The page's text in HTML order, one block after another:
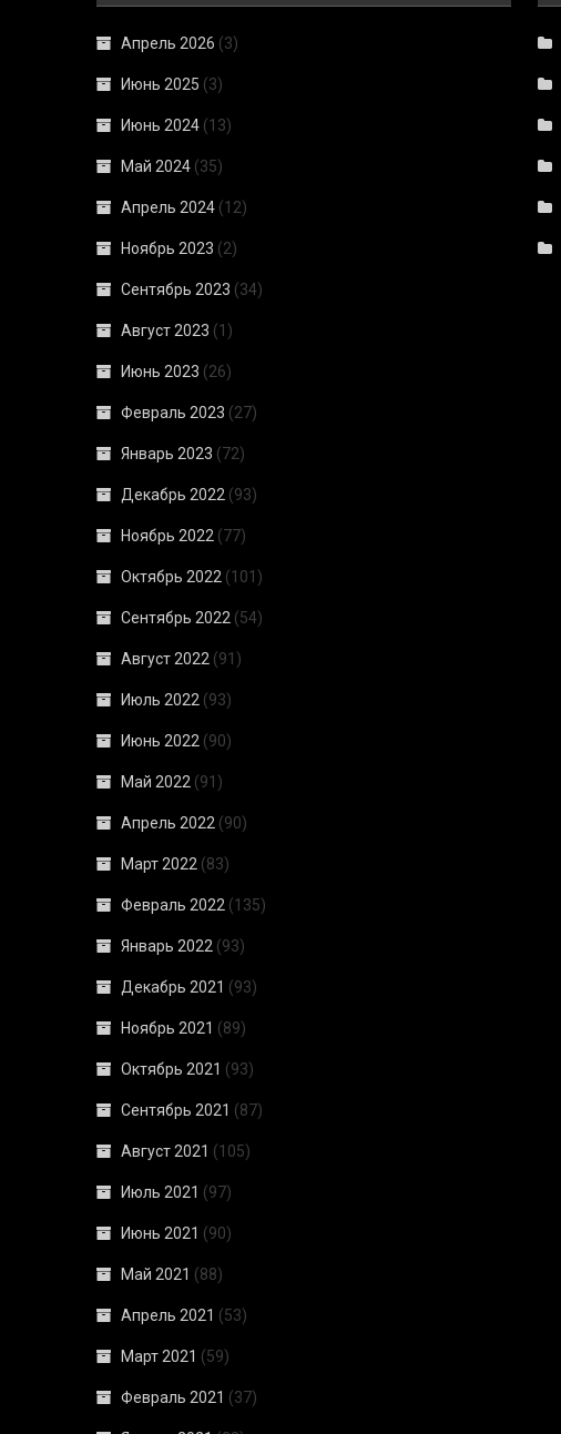
Апрель 2026 (3)
Июнь 2025 (3)
Июнь 2024 (13)
Май 2024 (35)
Апрель 2024 (12)
Ноябрь 2023 (2)
Сентябрь 2023 (34)
Август 2023 (1)
Июнь 2023 (26)
Февраль 2023 (27)
Январь 2023 (72)
Декабрь 2022 (93)
Ноябрь 2022 (77)
Октябрь 2022 (101)
Сентябрь 2022 (54)
Август 2022 (91)
Июль 2022 (93)
Июнь 2022 (90)
Май 2022 (91)
Апрель 2022 (90)
Март 2022 (83)
Февраль 2022 (135)
Январь 2022 (93)
Декабрь 2021 (93)
Ноябрь 2021 (89)
Октябрь 2021 (93)
Сентябрь 2021 (87)
Август 2021 (105)
Июль 2021 (97)
Июнь 2021 (90)
Май 2021 (88)
Апрель 2021 (53)
Март 2021 (59)
Февраль 2021 (37)